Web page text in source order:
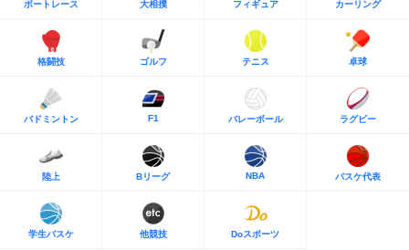
ボートレース 大相撲 フィギュア カーリング
格闘技 ゴルフ テニス 卓球
バドミントン F1 バレーボール ラグビー
陸上 Bリーグ NBA バスケ代表
学生バスケ 他競技 Doスポーツ